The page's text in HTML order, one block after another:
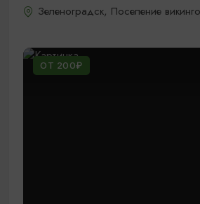
Зеленоградск, Поселение
ОТ 200₽